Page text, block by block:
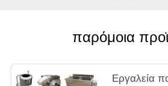
παρόμοια
Εργαλεία